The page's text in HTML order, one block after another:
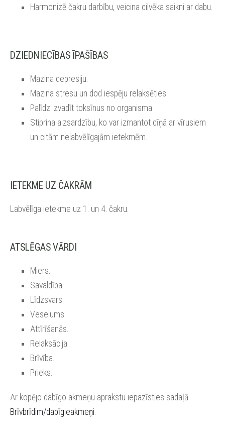
Harmonizē čakru darbību, veicina cilvēka saikni ar dabu.
DZIEDNIECĪBAS ĪPAŠĪBAS
Mazina depresiju.
Mazina stresu un dod iespēju relaksēties.
Palīdz izvadīt toksīnus no organisma.
Stiprina aizsardzību, ko var izmantot cīņā ar vīrusiem
un citām nelabvēlīgajām ietekmēm.
IETEKME UZ ČAKRĀM
Labvēlīga ietekme uz 1. un 4. čakru.
ATSLĒGAS VĀRDI
Miers.
Savaldība.
Līdzsvars.
Veselums.
Attīrīšanās.
Relaksācija.
Brīvība.
Prieks.
Ar kopējo dabīgo akmeņu aprakstu iepazīsties sadaļā
Brīvbrīdim/dabīgieakmeņi